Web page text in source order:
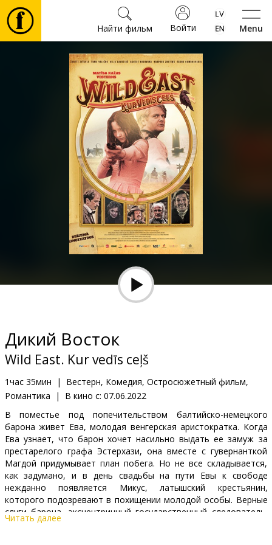
Menu
Войти
Найти фильм
Фильмы
Культура
Мероприятия
Подарки
Клуб
Дикий Восток
Wild East. Kur vedīs ceļš
1час 35мин |
Вестерн, Комедия, Остросюжетный фильм,
Романтика
| В кино с: 07.06.2022
В поместье под попечительством балтийско-немецкого
барона живет Ева, молодая венгерская аристократка. Когда
Ева узнает, что барон хочет насильно выдать ее замуж за
престарелого графа Эстерхази, она вместе с гувернанткой
Магдой придумывает план побега. Но не все складывается,
как задумано, и в день свадьбы на пути Евы к свободе
нежданно появляется Микус, латышский крестьянин,
которого подозревают в похищении молодой особы. Верные
слуги барона, эксцентричный государственный следователь,
венгерский ковбой и другие герои отправляются в путь,
Читать далее